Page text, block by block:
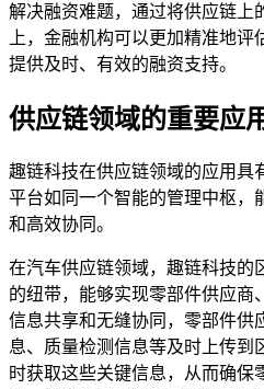
解决融资难题，通过将供应链上
上，金融机构可以更加精准地
提供及时、有效的融资支持。
供应链领域的重要应
趣链科技在供应链领域的应用具
平台如同一个智能的管理中枢，
和高效协同。
在汽车供应链领域，趣链科技的
的纽带，能够实现零部件供应商
信息共享和无缝协同，零部件供
息、质量检测信息等及时上传到
时获取这些关键信息，从而确保